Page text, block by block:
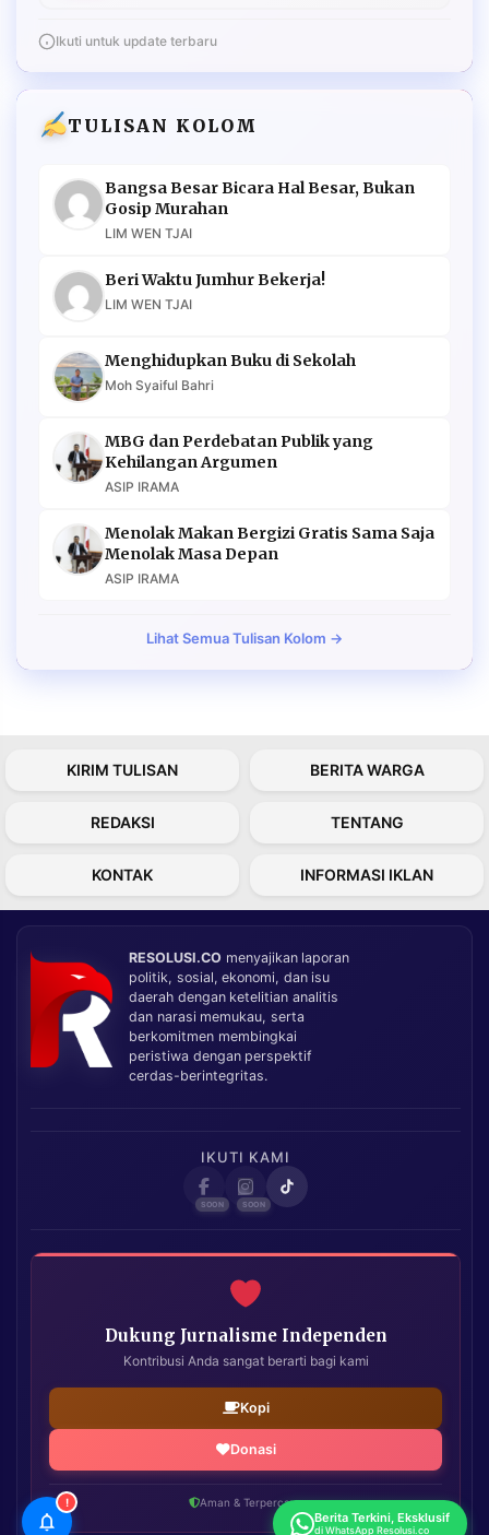
Ikuti untuk update terbaru
TULISAN KOLOM
Bangsa Besar Bicara Hal Besar, Bukan
Gosip Murahan
LIM WEN TJAI
Beri Waktu Jumhur Bekerja!
LIM WEN TJAI
Menghidupkan Buku di Sekolah
Moh Syaiful Bahri
MBG dan Perdebatan Publik yang
Kehilangan Argumen
ASIP IRAMA
Menolak Makan Bergizi Gratis Sama Saja
Menolak Masa Depan
ASIP IRAMA
Lihat Semua Tulisan Kolom →
KIRIM TULISAN BERITA WARGA
REDAKSI TENTANG
KONTAK INFORMASI IKLAN
RESOLUSI.CO menyajikan laporan
politik, sosial, ekonomi, dan isu
daerah dengan ketelitian analitis
dan narasi memukau, serta
berkomitmen membingkai
peristiwa dengan perspektif
cerdas-berintegritas.
IKUTI KAMI
Dukung Jurnalisme Independen
Kontribusi Anda sangat berarti bagi kami
Kopi
Donasi
Aman & Terpercaya
!
Berita Terkini, Eksklusif
di WhatsApp Resolusi.co